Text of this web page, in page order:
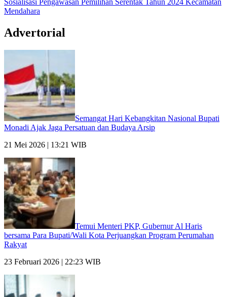
Mendahara
Advertorial
Semangat Hari Kebangkitan Nasional Bupati
Monadi Ajak Jaga Persatuan dan Budaya Arsip
21 Mei 2026 | 13:21 WIB
Temui Menteri PKP, Gubernur Al Haris
bersama Para Bupati/Wali Kota Perjuangkan Program Perumahan
Rakyat
23 Februari 2026 | 22:23 WIB